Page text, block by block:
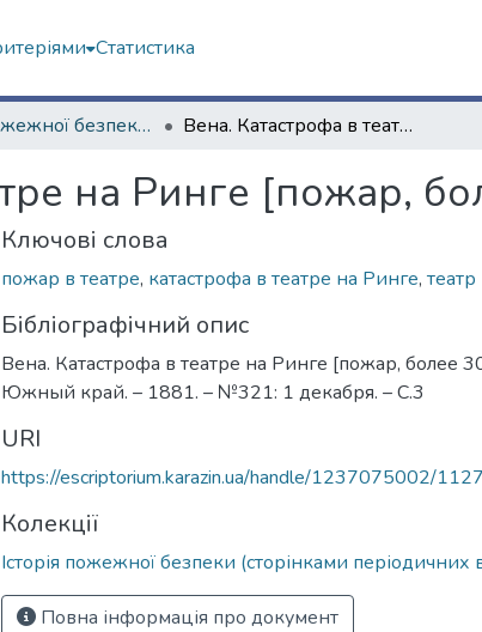
Статистика
Історія пожежної безпеки (сторінками періодичних видань) Вена. Катастрофа в театре на Ринге [пожар, более 300 погибших]
на Ринге [пожар,
Ключові слова
пожар в театре, катастрофа в театре на Ринге, театр
Бібліографічний опис
Вена. Катастрофа в театре на Ринге [пожар, более
Южный край. – 1881. – №321: 1 декабря. – С.3
URI
https://escriptorium.karazin.ua/handle/1237075002/
Колекції
Історія пожежної безпеки (сторінками періодичних
Повна інформація про документ